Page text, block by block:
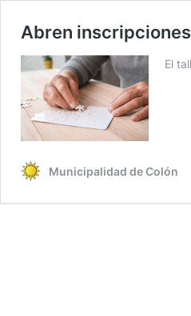
Abren
El
Municipalidad de Colón